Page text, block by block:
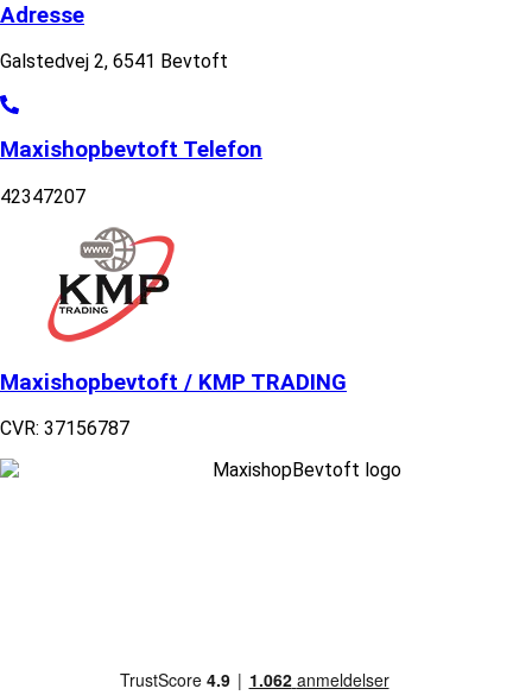
Adresse
Galstedvej 2, 6541 Bevtoft
Maxishopbevtoft Telefon
42347207
Maxishopbevtoft / KMP TRADING
CVR: 37156787